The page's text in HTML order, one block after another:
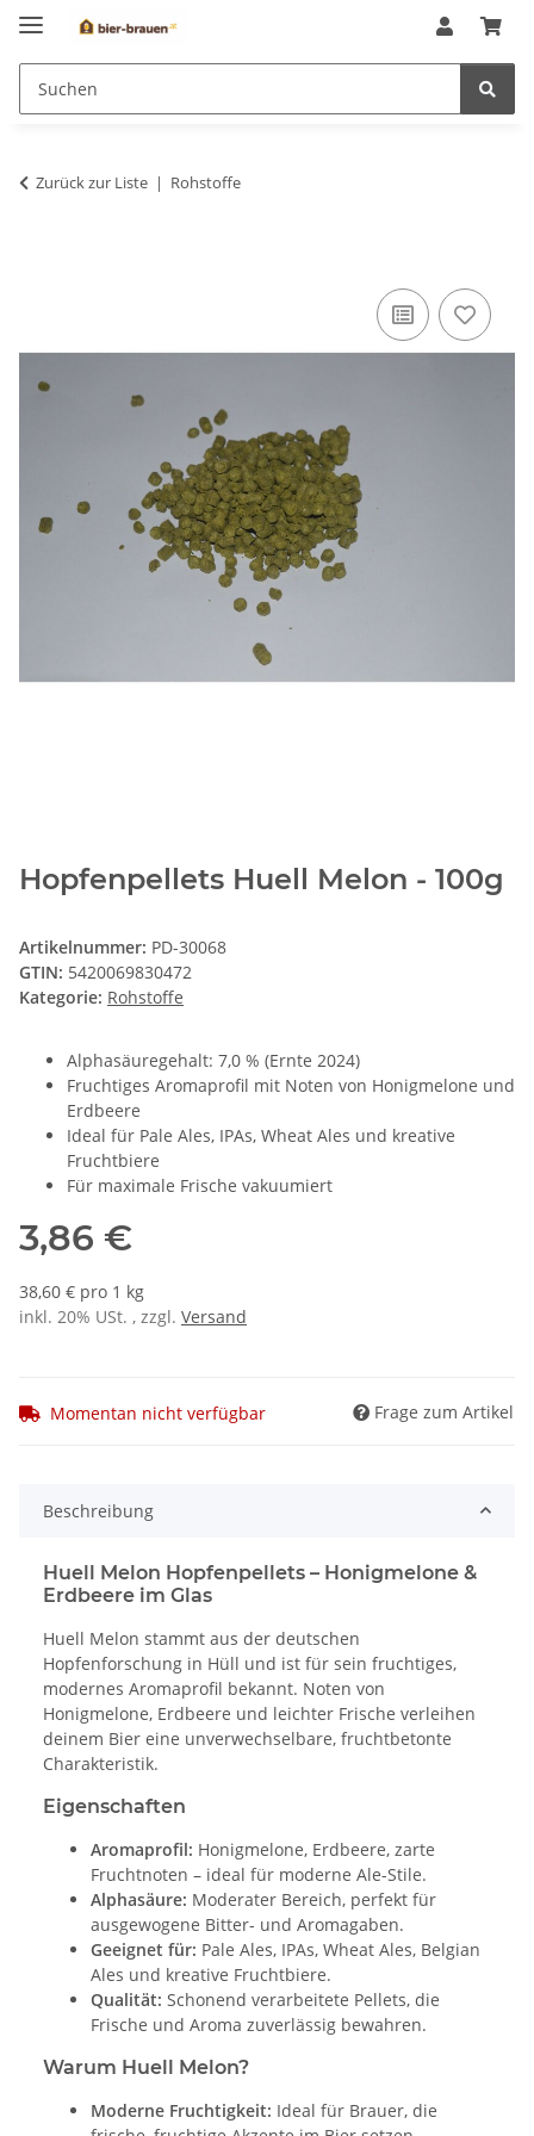
Zurück zur Liste Rohstoffe
Hopfenpellets Huell Melon - 100g
Artikelnummer: PD-30068
GTIN: 5420069830472
Kategorie: Rohstoffe
Alphasäuregehalt: 7,0 % (Ernte 2024)
Fruchtiges Aromaprofil mit Noten von Honigmelone und
Erdbeere
Ideal für Pale Ales, IPAs, Wheat Ales und kreative
Fruchtbiere
Für maximale Frische vakuumiert
3,86 €
38,60 € pro 1 kg
inkl. 20% USt. , zzgl. Versand
Momentan nicht verfügbar Frage zum Artikel
Beschreibung
Huell Melon Hopfenpellets – Honigmelone &
Erdbeere im Glas
Huell Melon stammt aus der deutschen
Hopfenforschung in Hüll und ist für sein fruchtiges,
modernes Aromaprofil bekannt. Noten von
Honigmelone, Erdbeere und leichter Frische verleihen
deinem Bier eine unverwechselbare, fruchtbetonte
Charakteristik.
Eigenschaften
Aromaprofil: Honigmelone, Erdbeere, zarte
Fruchtnoten – ideal für moderne Ale-Stile.
Alphasäure: Moderater Bereich, perfekt für
ausgewogene Bitter- und Aromagaben.
Geeignet für: Pale Ales, IPAs, Wheat Ales, Belgian
Ales und kreative Fruchtbiere.
Qualität: Schonend verarbeitete Pellets, die
Frische und Aroma zuverlässig bewahren.
Warum Huell Melon?
Moderne Fruchtigkeit: Ideal für Brauer, die